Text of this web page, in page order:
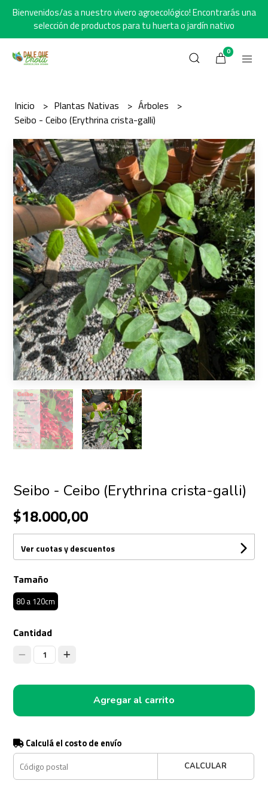
Bienvenidos/as a nuestro vivero agroecológico! Encontrarás una
selección de productos para tu huerta o jardín nativo
0
Inicio Plantas Nativas
Árboles
Seibo - Ceibo (Erythrina crista-galli)
Seibo - Ceibo (Erythrina crista-galli)
$18.000,00
Ver cuotas y descuentos
Tamaño
80 a 120cm
Cantidad
1
Agregar al carrito
Calculá el costo de envío
CALCULAR